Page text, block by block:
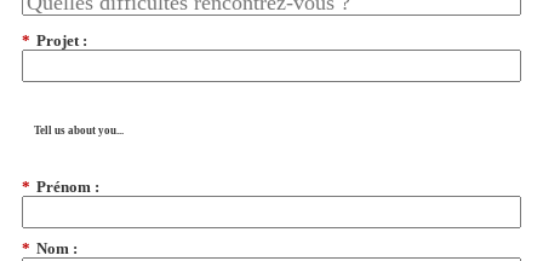
* Projet :
Tell us about you...
* Prénom :
* Nom :